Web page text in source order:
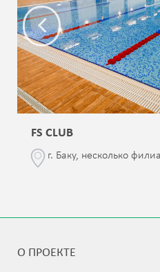
FS CLUB
г. Баку, несколько
О ПРОЕКТЕ